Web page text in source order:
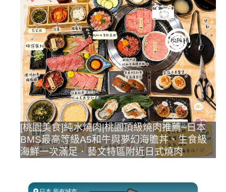
[桃園美食]純水燒肉|桃園頂級燒肉推薦~日本
BMS最高等級A5和牛與夢幻海膽丼、生食級
海鮮一次滿足．藝文特區附近日式燒肉